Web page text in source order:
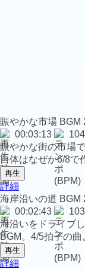
賑やかな市場 BGM
00:03:13
104
賑やかな街の市場
自体はなぜか6/8で
再生
詳細
海岸沿いの道 BGM
00:02:43
103
海沿いをドライブ
BGM。4/5拍子の曲
再生
詳細